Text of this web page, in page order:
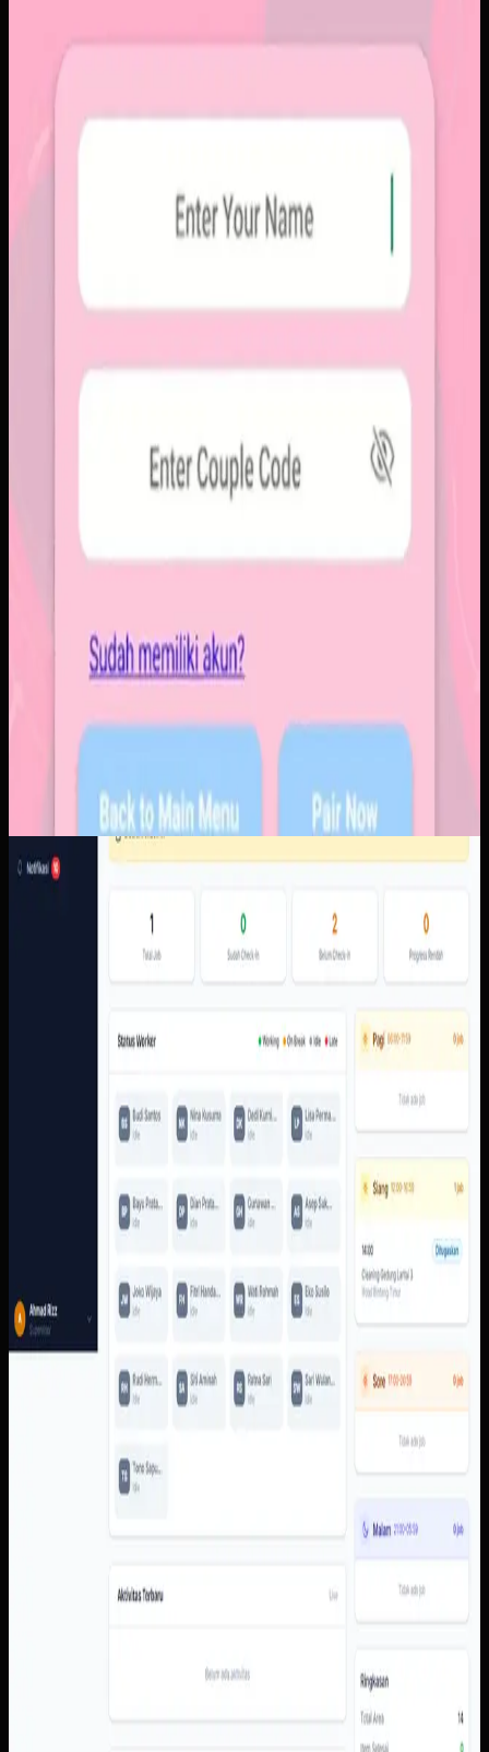
Sebelumnya
Platform sosial umum sering membuat momen personal
tenggelam di antara konten publik, iklan, dan tekanan
untuk selalu tampil sempurna. Pengguna membutuhkan
Kami membangun aplikasi mobile dengan alur berbagi yang
ringkas, notifikasi cepat, dan arsip momen yang tersusun
rapi. Sistemnya dirancang untuk percakapan visual yang
lebih personal tanpa membawa beban feed publik.
Software Kustom
Operasional pekerjaan lapangan perlu menghubungkan
penugasan, pekerja, jadwal, area, check-in, bukti
penyelesaian, dan laporan dalam urutan yang mudah
Yang kami bangun
Dari screenshot yang tersedia, sistem memiliki dasbor
supervisor, area admin untuk pekerja, klien, template,
recurring job, reports, dan jobs, serta alur pekerja dari
Baca studi kasus